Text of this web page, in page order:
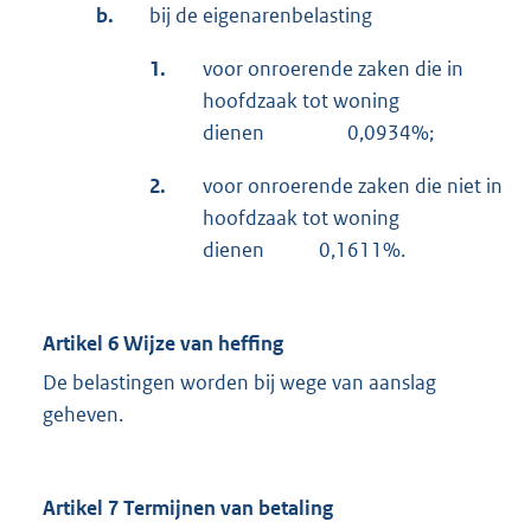
b. bij de eigenarenbelasting
1.
voor onroerende zaken die in
hoofdzaak tot woning
dienen 0,0934%;
2.
voor onroerende zaken die niet in
hoofdzaak tot woning
dienen 0,1611%.
Artikel 6 Wijze van heffing
De belastingen worden bij wege van aanslag
geheven.
Artikel 7 Termijnen van betaling